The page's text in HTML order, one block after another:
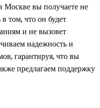
Москве вы получаете не
том, что он будет
и не вызовет
надежность и
гарантируя, что вы
предлагаем поддержку